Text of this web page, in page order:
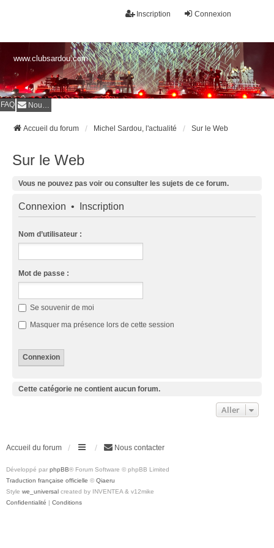
Connexion
Inscription
www.clubsardou.com
FAQ Nous contacter
Accueil du forum Michel Sardou, l'actualité Sur le Web
Sur le Web
Vous ne pouvez pas voir ou consulter les sujets de ce forum.
Connexion • Inscription
Nom d’utilisateur :
Mot de passe :
Se souvenir de moi
Masquer ma présence lors de cette session
Cette catégorie ne contient aucun forum.
Aller
Accueil du forum Nous contacter
Développé par phpBB® Forum Software © phpBB Limited
Traduction française officielle © Qiaeru
Style we_universal created by INVENTEA & v12mike
Confidentialité | Conditions